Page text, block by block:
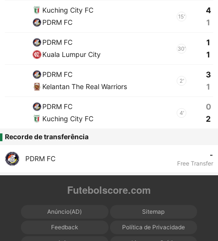
Kuching City FC
PDRM FC
15'
4
1
PDRM FC
Kuala Lumpur City
30'
1
1
PDRM FC
Kelantan The Real Warriors
2'
3
1
PDRM FC
Kuching City FC
4'
0
2
Recorde de transferência
PDRM FC -
Free Transfer
Futebolscore.com
Anúncio(AD) Sitemap
Feedback Política de Privacidade